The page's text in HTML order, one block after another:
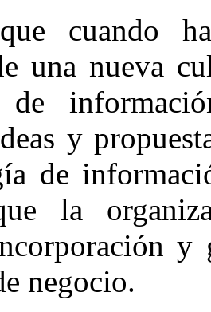
que cuando
una nueva
de
y
de
la
negocio.